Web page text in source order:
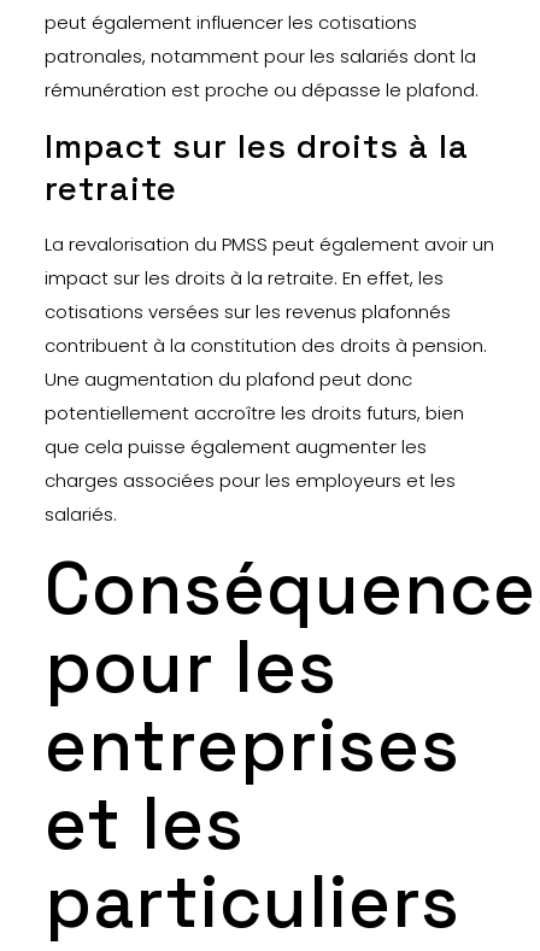
peut également influencer les cotisations
patronales, notamment pour les salariés dont la
rémunération est proche ou dépasse le plafond.
Impact sur les droits à la
retraite
La revalorisation du PMSS peut également avoir un
impact sur les droits à la retraite. En effet, les
cotisations versées sur les revenus plafonnés
contribuent à la constitution des droits à pension.
Une augmentation du plafond peut donc
potentiellement accroître les droits futurs, bien
que cela puisse également augmenter les
charges associées pour les employeurs et les
salariés.
pour les
entreprises
et les
particuliers